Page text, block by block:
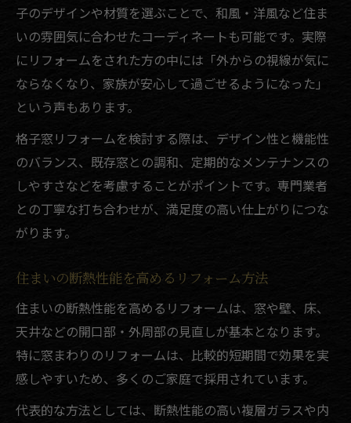
子のデザインや材質を選ぶことで、和風・洋風など住ま
いの雰囲気に合わせたコーディネートも可能です。実際
にリフォームをされた方の中には「外からの視線が気に
ならなくなり、家族が安心して過ごせるようになった」
という声もあります。
格子窓リフォームを検討する際は、デザイン性と機能性
のバランス、既存窓との調和、定期的なメンテナンスの
しやすさなどを考慮することがポイントです。専門業者
との丁寧な打ち合わせが、満足度の高い仕上がりにつな
がります。
住まいの断熱性能を高めるリフォーム方法
住まいの断熱性能を高めるリフォームは、窓や壁、床、
天井などの開口部・外周部の見直しが基本となります。
特に窓まわりのリフォームは、比較的短期間で効果を実
感しやすいため、多くのご家庭で採用されています。
代表的な方法としては、断熱性能の高い複層ガラスや内